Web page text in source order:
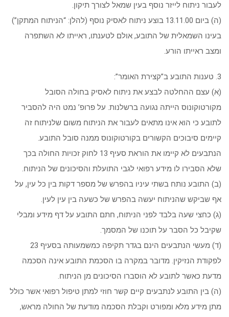
לעבור ניתוח לייזר נוסף בעין שמאל לצורך תיקון.
(ה) ביום 13.11.00 בוצע ניתוח לאסיק נוסף (להלן: “הניתוח המתקן”)
בעינו השמאלית של התובע, אולם לטענתו, ראייתו לא השתפרה
ומצב ראייתו הורע.
3. טענות התובע ב”קצירת האומר”:
(א) עצם ההחלטה לבצע את ניתוח לאסיק בחולה הסובל
מקורטוקונוס הייתה נגועה ברשלנות. על פרופ’ נמט היה להסביר
לתובע כי הוא אינו מתאים לעבור את הניתוח משום שלניתוח זה
קיימים סיבוכים הקשורים בקורטוקונוס ממנה סובל התובע.
הנתבעים לא קיימו את הוראת סעיף 13 לחוק זכויות החולה בכך
שלא הסבירו לו מידע רפואי לגבי התועלת והסיכונים של הניתוח.
(ב) התובע נותח בשתי עיניו בהפרש של מספר דקות בין כל עין, על
אף שביקש שהניתוח יעשה בהפרש של כשעה בין עין לעין.
(ג) כחצי שעה בלבד לפני הניתוח, חתם התובע על דף מידע ומבלי
שקיבל כל הסבר על תוכנו של המסמך.
(ד) מעשי הנתבעים הינם בגדר תקיפה כמשמעותה בסעיף 23
לפקודת הנזיקין. מדובר במקרה בו הסכמת התובע אינה הסכמה
מדעת כאשר לתובע לא הוסברו הסיכונים מן הניתוח.
(ה) בין התובע לנתבעים קיים קשר חוזי למתן טיפול רפואי אשר כולל
מתן מידע מלא ומפורט וקבלת הסכמה מודעת של החולה מראש,